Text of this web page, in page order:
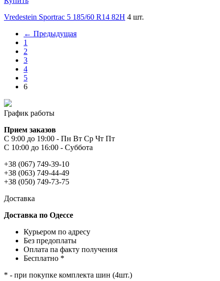
Vredestein Sportrac 5 185/60 R14 82H 4 шт.
← Предыдущая
1
2
3
4
5
6
График работы
Прием заказов
С 9:00 до 19:00 - Пн Вт Ср Чт Пт
С 10:00 до 16:00 - Суббота
+38 (067) 749-39-10
+38 (063) 749-44-49
+38 (050) 749-73-75
Доставка
Доставка по Одессе
Курьером по адресу
Без предоплаты
Оплата па факту получения
Бесплатно *
* - при покупке комплекта шин (4шт.)